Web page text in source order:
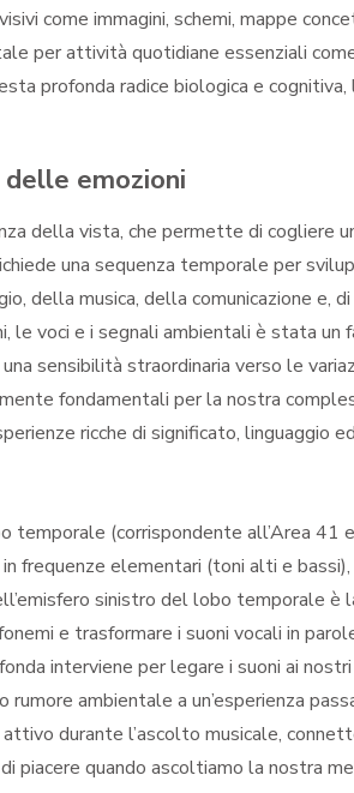
come immagini, schemi, mappe
per attività quotidiane essenziali
profonda radice biologica e
emozioni
della vista, che permette di cogliere
una sequenza temporale per
della musica, della comunicazione
le voci e i segnali ambientali è stata
sensibilità straordinaria verso le
fondamentali per la nostra
ricche di significato, linguaggio
temporale (corrispondente all’Area 41
frequenze elementari (toni alti e
sinistro del lobo temporale è
e trasformare i suoni vocali in
interviene per legare i suoni ai
ambientale a un’esperienza
durante l’ascolto musicale,
piacere quando ascoltiamo la nostra